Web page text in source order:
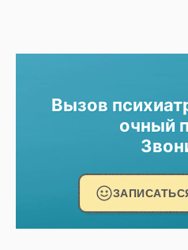
Вызов
очный